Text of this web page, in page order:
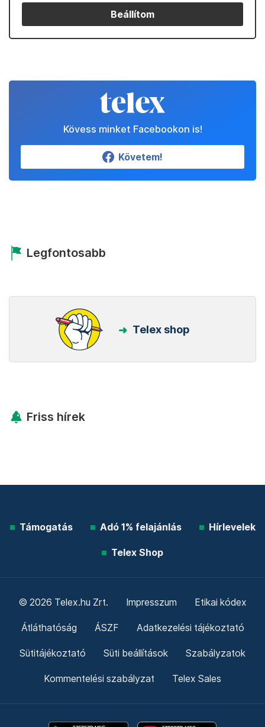
Beállítom
Kövess minket Facebookon is!
Követem!
Legfontosabb
Telex shop
Friss hírek
Támogatás Adó 1% felajánlás Hírlevelek
Telex Shop
© 2026 Telex.hu Zrt. Impresszum Etikai kódex
Átláthatóság ÁSZF Adatkezelési tájékoztató
Sütitájékoztató Süti beállítások Szabályzatok
Kommentelési szabályzat Telex Sales